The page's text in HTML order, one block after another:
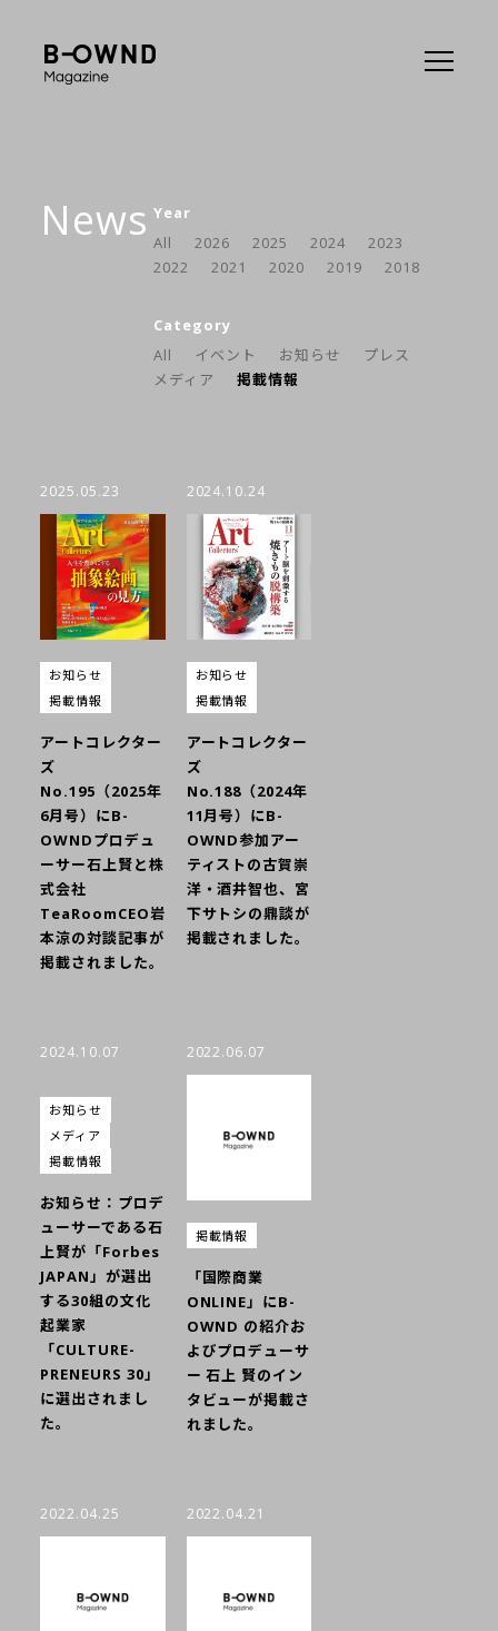
News Year
All
2026 2025 2024
2023
2022
2021 2020 2019 2018
Category
All
イベント お知らせ
プレス
メディア
掲載情報
2025.05.23
お知らせ
掲載情報
アートコレクター
ズ
No.195（2025年
6月号）にB-
OWNDプロデュ
ーサー石上賢と株
式会社
TeaRoomCEO岩
本涼の対談記事が
掲載されました。
2024.10.24
お知らせ
掲載情報
アートコレクター
ズ
No.188（2024年
11月号）にB-
OWND参加アー
ティストの古賀崇
洋・酒井智也、宮
下サトシの鼎談が
掲載されました。
2024.10.07
お知らせ
メディア
掲載情報
お知らせ：プロデ
ューサーである石
上賢が「Forbes
JAPAN」が選出
する30組の文化
起業家
「CULTURE-
PRENEURS 30」
に選出されまし
た。
2022.06.07
掲載情報
「国際商業
ONLINE」にB-
OWND の紹介お
よびプロデューサ
ー 石上 賢のイン
タビューが掲載さ
れました。
2022.04.25 2022.04.21